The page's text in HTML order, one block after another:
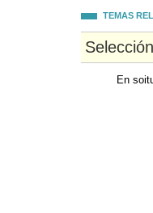
TEMAS
En